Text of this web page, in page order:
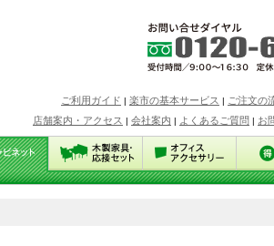
ご利用ガイド | 楽市の基本サービス | ご注文の
店舗案内・アクセス | 会社案内 | よくあるご質問 | お